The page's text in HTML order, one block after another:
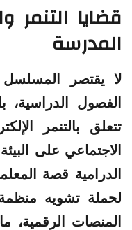
قضايا
المدرسة
لا يقتصر
الفصول الدراسية،
تتعلق بالتنمر
الاجتماعي على
الدرامية قصة
لحملة تشويه
المنصات الرقمية،